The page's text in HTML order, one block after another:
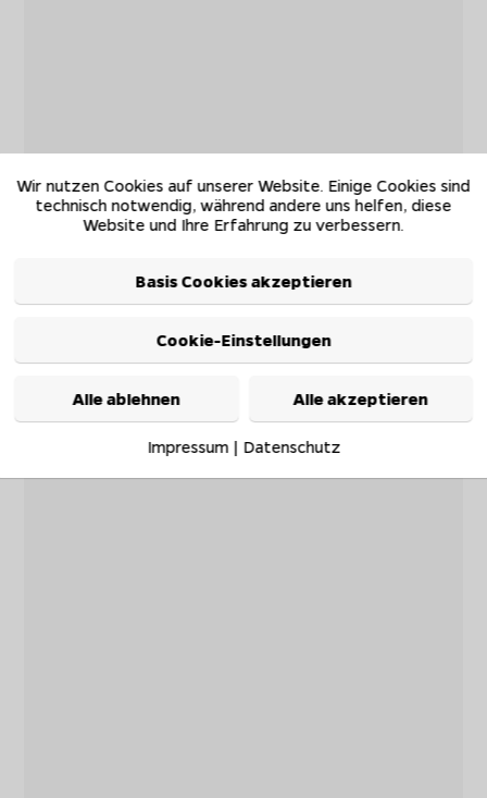
Wir nutzen Cookies auf unserer Website. Einige Cookies sind
technisch notwendig, während andere uns helfen, diese
Website und Ihre Erfahrung zu verbessern.
Basis Cookies akzeptieren
Cookie-Einstellungen
Alle ablehnen Alle akzeptieren
Impressum| Datenschutz